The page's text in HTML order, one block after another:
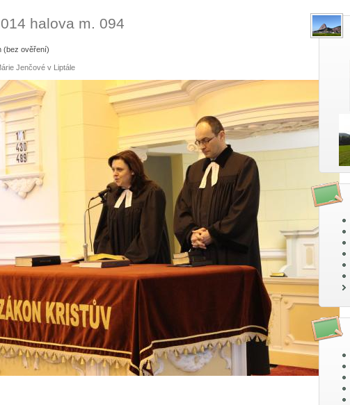
halova m. 094
(bez ověření)
Jenčové v Liptále